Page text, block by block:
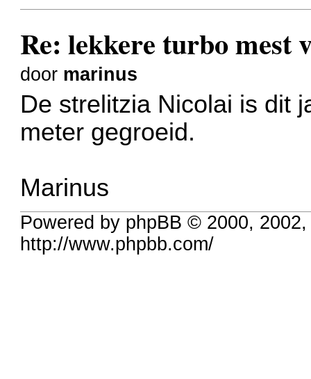
Re: lekkere turbo mest
door marinus
De strelitzia Nicolai is dit
meter gegroeid.
Marinus
Powered by phpBB © 2000,
http://www.phpbb.com/